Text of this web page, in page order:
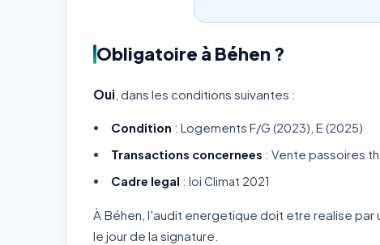
Obligatoire à Béhen ?
Oui , dans les conditions suivantes :
Condition : Logements F/G (2023), E (2025)
Transactions concernees : Vente passoires
Cadre legal : loi Climat 2021
À Béhen, l'audit energetique doit etre realise par
le jour de la signature.